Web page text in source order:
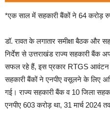
*एक साल में सहकारी बैंकों ने 64 करोड़
डॉ. रावत के लगातार समीक्षा बैठक और
निर्देश से उत्तराखंड राज्य सहकारी
सफल रहे हैं, इस प्रकार RTGS आवंटन
सहकारी बैंकों ने एनपीए वसूलने के लिए
गई। राज्य सहकारी बैंक व 10 जिला
एनपीए 603 करोड़ था, 31 मार्च 2024